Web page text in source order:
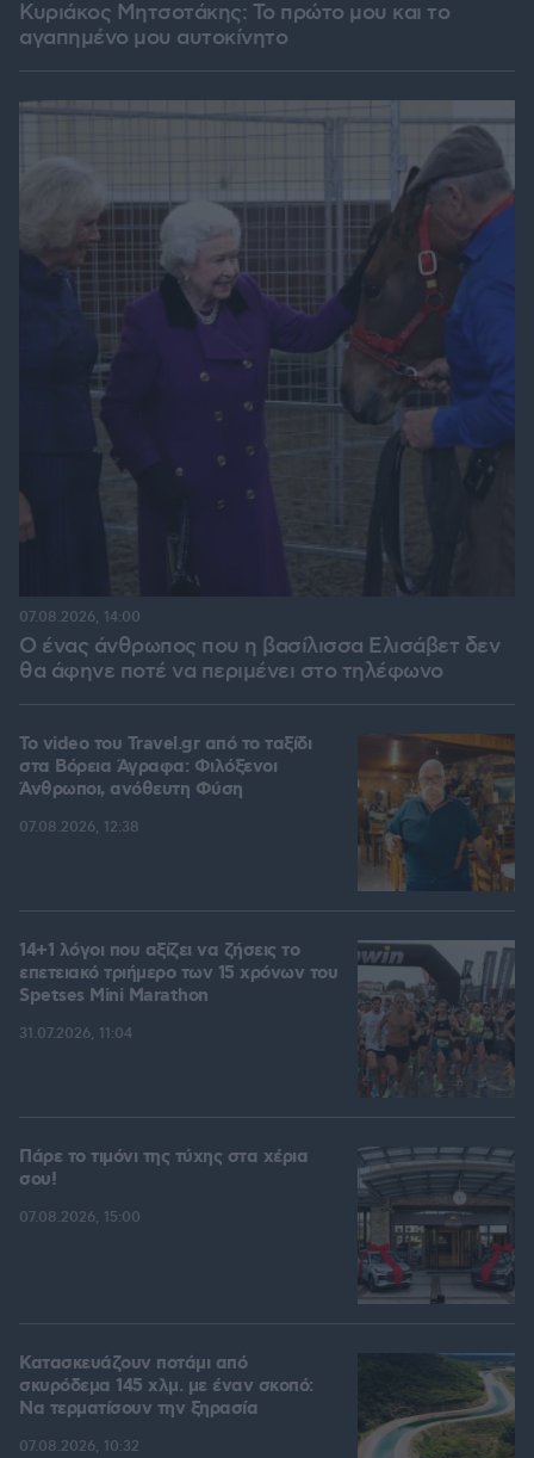
Κυριάκος Μητσοτάκης: Το πρώτο μου και το
αγαπημένο μου αυτοκίνητο
Ο ένας άνθρωπος που η βασίλισσα Ελισάβετ δεν
θα άφηνε ποτέ να περιμένει στο τηλέφωνο
07.08.2026, 14:00
To video του Travel.gr από το ταξίδι
στα Βόρεια Άγραφα: Φιλόξενοι
Άνθρωποι, ανόθευτη Φύση
07.08.2026, 12:38
14+1 λόγοι που αξίζει να ζήσεις το
επετειακό τριήμερο των 15 χρόνων του
Spetses Mini Marathon
31.07.2026, 11:04
Πάρε το τιμόνι της τύχης στα χέρια
σου!
07.08.2026, 15:00
Κατασκευάζουν ποτάμι από
σκυρόδεμα 145 χλμ. με έναν σκοπό:
Να τερματίσουν την ξηρασία
07.08.2026, 10:32